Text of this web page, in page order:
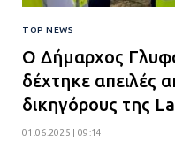
TOP NEWS
Ο Δήμαρχος
δέχτηκε απειλές
δικηγόρους της
01.06.2025 | 09:14